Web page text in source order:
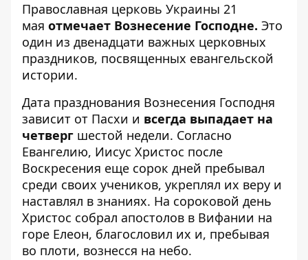
Православная церковь Украины 21
мая отмечает Вознесение Господне. Это
один из двенадцати важных церковных
праздников, посвященных евангельской
истории.
Дата празднования Вознесения Господня
зависит от Пасхи и всегда выпадает на
четверг шестой недели. Согласно
Евангелию, Иисус Христос после
Воскресения еще сорок дней пребывал
среди своих учеников, укреплял их веру и
наставлял в знаниях. На сороковой день
Христос собрал апостолов в Вифании на
горе Елеон, благословил их и, пребывая
во плоти, вознесся на небо.